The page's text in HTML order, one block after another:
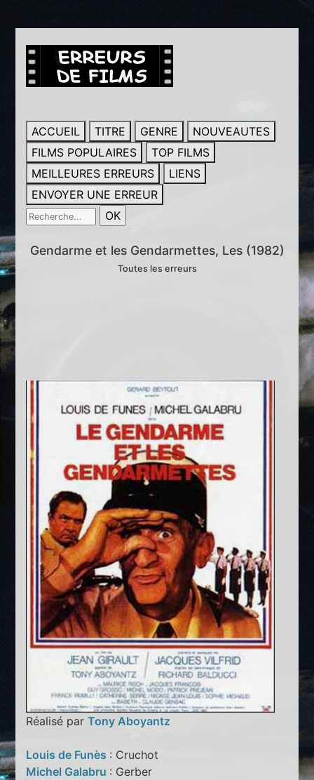
ACCUEIL TITRE GENRE
NOUVEAUTES
FILMS POPULAIRES
TOP FILMS
MEILLEURES ERREURS
LIENS
ENVOYER UNE ERREUR
Gendarme et les Gendarmettes, Les (1982)
Toutes les erreurs
Réalisé parTony Aboyantz
Louis de Funès : Cruchot
Michel Galabru : Gerber